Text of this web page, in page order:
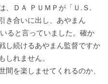
、ＤＡ ＰＵＭＰが「Ｕ.Ｓ.
き合いに出し、あやまん
ると言っていました。確か
し続けるあやまん監督ですか
しれません。
を楽しませてくれるのか、